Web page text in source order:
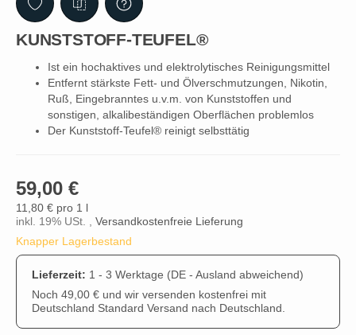
KUNSTSTOFF-TEUFEL®
Ist ein hochaktives und elektrolytisches Reinigungsmittel
Entfernt stärkste Fett- und Ölverschmutzungen, Nikotin,
Ruß, Eingebranntes u.v.m. von Kunststoffen und
sonstigen, alkalibeständigen Oberflächen problemlos
Der Kunststoff-Teufel® reinigt selbsttätig
59,00 €
11,80 € pro 1 l
inkl. 19% USt. , Versandkostenfreie Lieferung
Knapper Lagerbestand
Lieferzeit: 1 - 3 Werktage (DE - Ausland abweichend)
Noch 49,00 € und wir versenden kostenfrei mit
Deutschland Standard Versand nach Deutschland.